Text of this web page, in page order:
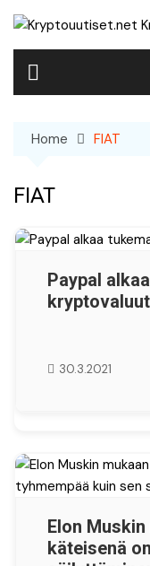
Skip
content
Home FIAT
FIAT
Paypal
30.3.2021
Elon
käteisenä